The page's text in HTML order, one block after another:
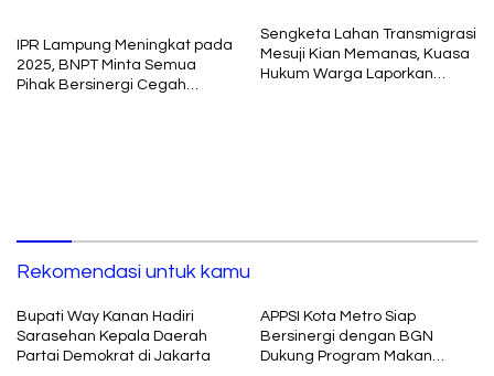
IPR Lampung Meningkat pada
2025, BNPT Minta Semua
Pihak Bersinergi Cegah
Sengketa Lahan Transmigrasi
Mesuji Kian Memanas, Kuasa
Hukum Warga Laporkan
Rekomendasi untuk kamu
Bupati Way Kanan Hadiri
Sarasehan Kepala Daerah
Partai Demokrat di Jakarta
APPSI Kota Metro Siap
Bersinergi dengan BGN
Dukung Program Makan